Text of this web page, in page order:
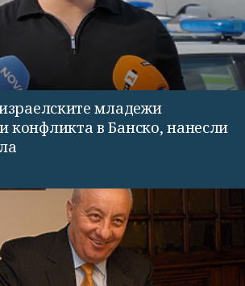
младежи
конфликта в Банско, нанесли